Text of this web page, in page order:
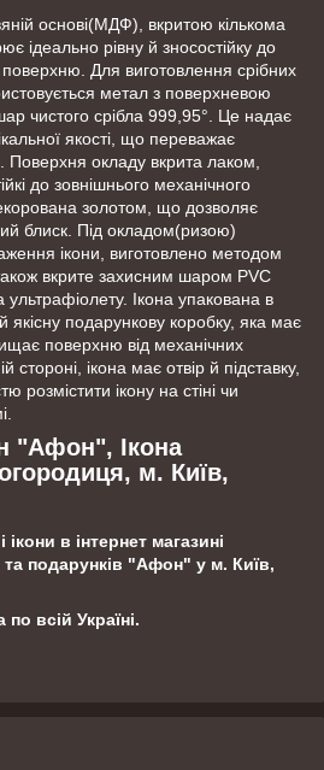
основі(МДФ), вкритою кількома
ідеально рівну й зносостійку до
Для виготовлення срібних
метал з поверхневою
чистого срібла 999,95°. Це надає
якості, що переважає
Поверхня окладу вкрита лаком,
до зовнішнього механічного
золотом, що дозволяє
блиск. Під окладом(ризою)
ікони, виготовлено методом
вкрите захисним шаром PVC
ультрафіолету. Ікона упакована в
якісну подарункову коробку, яка має
поверхню від механічних
ікона має отвір й підставку,
розмістити ікону на стіні чи
"Афон", Ікона
м. Київ,
в інтернет магазині
подарунків "Афон" у м. Київ,
всій Україні.